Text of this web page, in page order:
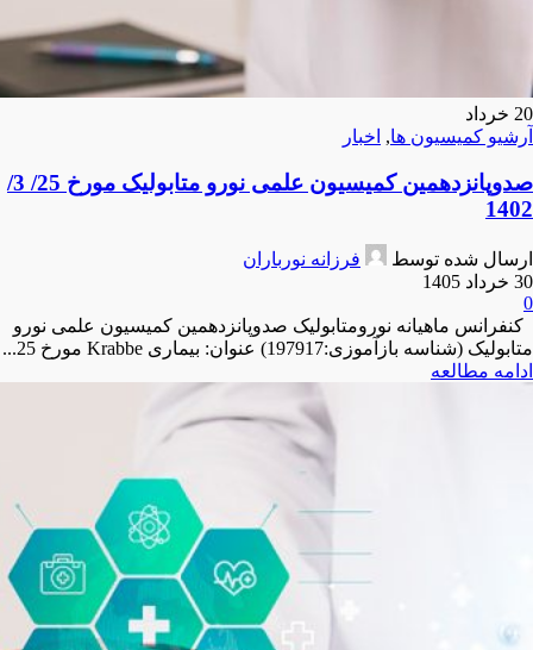
20 خرداد
آرشیو کمیسیون ها, اخبار
صدوپانزدهمین کمیسیون علمی نورو متابولیک مورخ 25/ 3/
1402
ارسال شده توسط
فرزانه نورباران
30 خرداد 1405
0
کنفرانس ماهیانه نورومتابولیک صدوپانزدهمین کمیسیون علمی نورو
متابولیک (شناسه بازآموزی:197917) عنوان: بیماری Krabbe مورخ 25...
ادامه مطالعه